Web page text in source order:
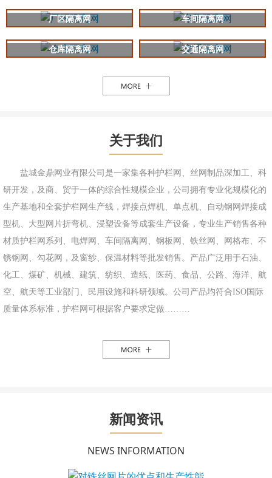
厂区隔离网 车间隔离网
仓库隔离网 交通隔离网
关于我们
盐城金鼎网业有限公司是一家集各种护栏网、丝网制品深加工、科
研开发，及商、贸于一体的综合性规模企业，公司拥有专业化规模化的
生产基地和全套护栏网生产线，焊接点焊机、单点机、自动钢网焊接成
型机、大型网片折弯机、浸塑设备等成套生产设备，专业生产销售各种
材质护栏网系列、电焊网、车间隔离网、钢板网、铁丝网、网格布、不
锈钢网、勾花网，及窗纱、保温材料等批发销售。产品广泛用于石油、
化工、煤矿、机械、建筑、纺织、造纸、医药、食品、公路、海洋、航
空、航天等工业部门、民用设施和科研领域。公司产品均符合ISO国际
质量体系标准，护栏网可根据客户要求定做………
新闻资讯
NEWS INFORMATION